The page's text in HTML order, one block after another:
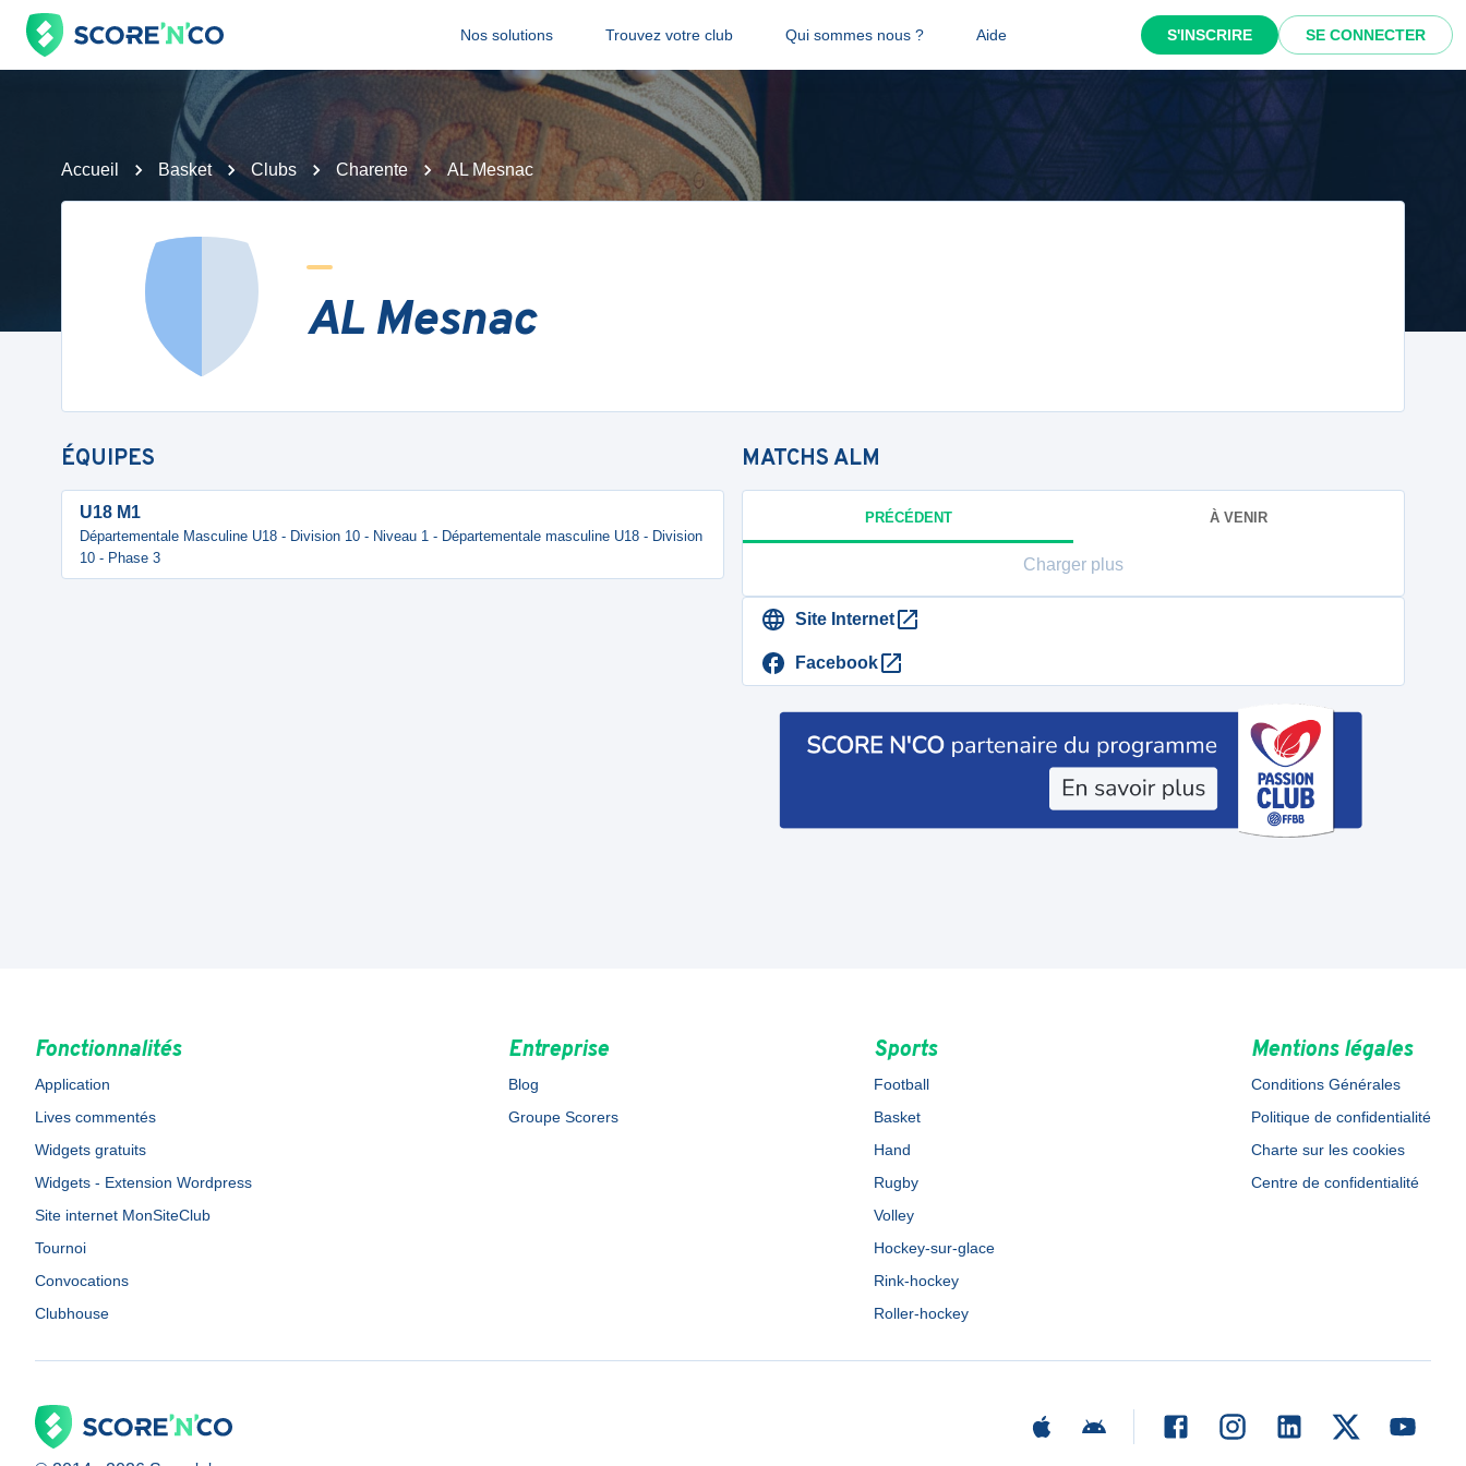
Nos solutions Trouvez votre club Qui sommes nous ? Aide S'INSCRIRE SE CONNECTER
Accueil Basket Clubs Charente AL Mesnac
AL Mesnac
ÉQUIPES
U18 M1
Départementale Masculine U18 - Division 10 - Niveau 1 - Départementale masculine U18 - Division
10 - Phase 3
MATCHSALM
PRÉCÉDENT À VENIR
Charger plus
Site Internet
Facebook
Fonctionnalités
Application
Lives commentés
Widgets gratuits
Widgets - Extension Wordpress
Site internet MonSiteClub
Tournoi
Convocations
Clubhouse
Entreprise
Blog
Groupe Scorers
Sports
Football
Basket
Hand
Rugby
Volley
Hockey-sur-glace
Rink-hockey
Roller-hockey
Mentions légales
Conditions Générales
Politique de confidentialité
Charte sur les cookies
Centre de confidentialité